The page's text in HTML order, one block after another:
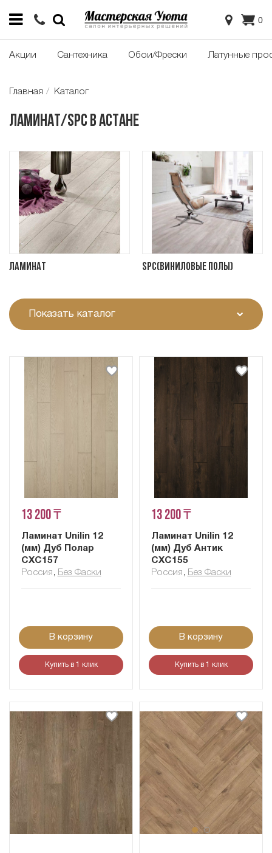
0
Акции Сантехника Обои/Фрески Латунные
Главная Каталог
Ламинат/SPC в Астане
Ламинат SPC(Виниловые полы)
Показать каталог
13 200 ₸
Ламинат Unilin 12
(мм) Дуб Полар
CXC157
Россия , Без Фаски
В корзину
Купить в 1 клик
13 200 ₸
Ламинат Unilin 12
(мм) Дуб Антик
CXC155
Россия , Без Фаски
В корзину
Купить в 1 клик